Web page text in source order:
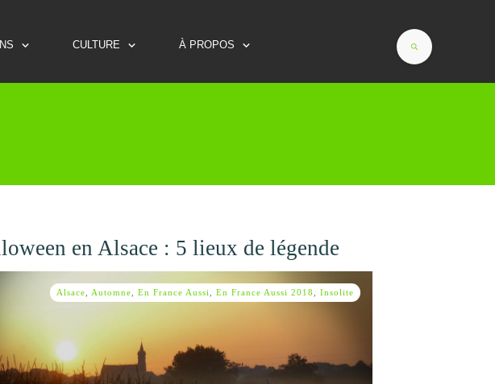
CULTURE À PROPOS
en Alsace : 5 lieux de légende
Alsace Automne En France Aussi En France Aussi 2018 Insolite